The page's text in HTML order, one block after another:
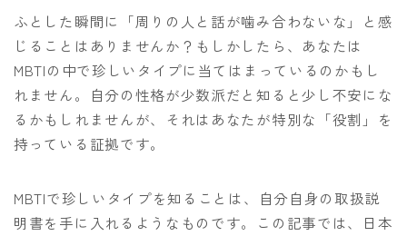
ふとした瞬間に「周りの人と話が噛み合わないな」と感
じることはありませんか？もしかしたら、あなたは
MBTIの中で珍しいタイプに当てはまっているのかもし
れません。自分の性格が少数派だと知ると少し不安にな
るかもしれませんが、それはあなたが特別な「役割」を
持っている証拠です。
MBTIで珍しいタイプを知ることは、自分自身の取扱説
明書を手に入れるようなものです。この記事では、日本